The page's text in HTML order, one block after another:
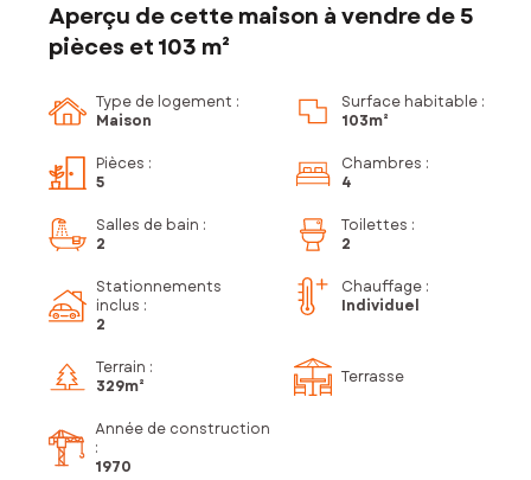
Aperçu de cette maison à vendre de 5
pièces et 103 m²
Type de logement :
Maison
Surface habitable :
103m²
Pièces :
5
Chambres :
4
Salles de bain :
2
Toilettes :
2
Stationnements
inclus :
2
Chauffage :
Individuel
Terrain :
329m²
Terrasse
Année de construction
:
1970